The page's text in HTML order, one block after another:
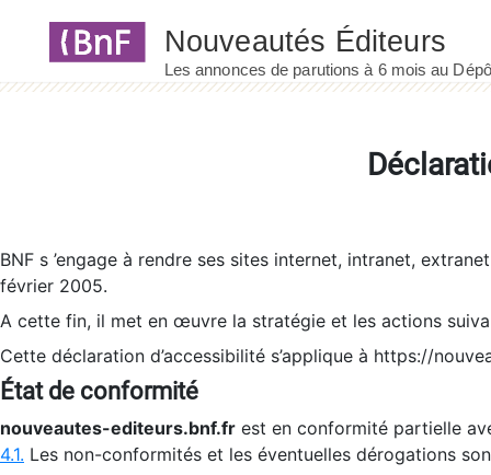
BNF s ’engage à rendre ses sites internet, intranet,
février 2005.
A cette fin, il met en œuvre la stratégie et les actions
Cette déclaration d’accessibilité s’applique à https://
État de conformité
nouveautes-editeurs.bnf.fr est en conformité partielle
4.1. Les non-conformités et les éventuelles dérogations